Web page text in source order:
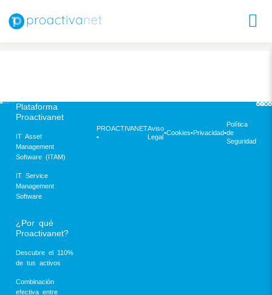
Plataforma
Proactivanet
IT Asset
Management
Software (ITAM)
IT Service
Management
Software
¿Por qué
Proactivanet?
Descubre el 110%
de tus activos
Combinación
efectiva entre
PROACTIVANET
•
Aviso
Legal
•Cookies•Privacidad•
Política
de
Seguridad